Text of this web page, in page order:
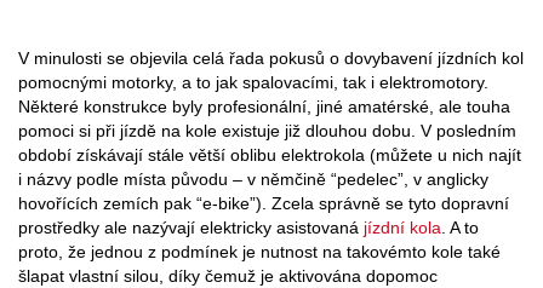
V minulosti se objevila celá řada pokusů o dovybavení jízdních kol
pomocnými motorky, a to jak spalovacími, tak i elektromotory.
Některé konstrukce byly profesionální, jiné amatérské, ale touha
pomoci si při jízdě na kole existuje již dlouhou dobu. V posledním
období získávají stále větší oblibu elektrokola (můžete u nich najít
i názvy podle místa původu – v němčině “pedelec”, v anglicky
hovořících zemích pak “e-bike”). Zcela správně se tyto dopravní
prostředky ale nazývají elektricky asistovaná jízdní kola . A to
proto, že jednou z podmínek je nutnost na takovémto kole také
šlapat vlastní silou, díky čemuž je aktivována dopomoc